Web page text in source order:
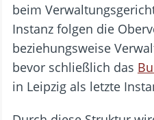
beim
Instanz folgen die
beziehungsweise
bevor schließlich das
in Leipzig als letzte